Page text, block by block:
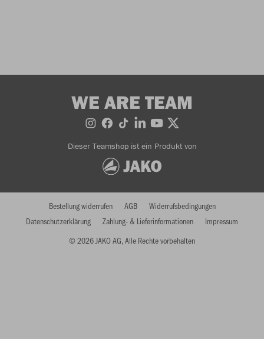
WE ARE TEAM
Dieser Teamshop ist ein Produkt von
© 2026 JAKO AG, Alle Rechte vorbehalten
Bestellung widerrufen AGB
Widerrufsbedingungen
Datenschutzerklärung
Zahlung- & Lieferinformationen Impressum